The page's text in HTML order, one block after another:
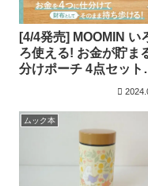
[4/4発売] MOOMIN い
ろ使える! お金が貯ま
分けポーチ 4点セット
ムック本